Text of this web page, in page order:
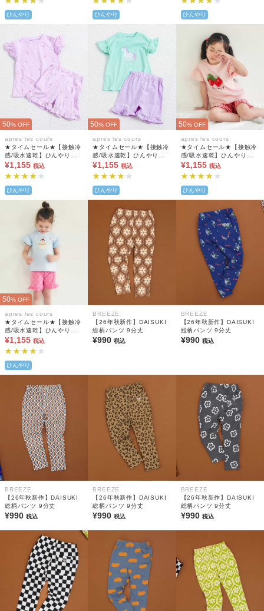
ひんやり ひんやり ひんやり
50% OFF
apres les cours
★タイムセール★【接触冷
感/吸水速乾】ひんやりバ
ラエティGIRLSパジャマ 4
分丈
¥1,155 税込
ひんやり
50% OFF
apres les cours
★タイムセール★【接触冷
感/吸水速乾】ひんやりバ
ラエティGIRLSパジャマ 4
分丈
¥1,155 税込
ひんやり
50% OFF
apres les cours
★タイムセール★【接触冷
感/吸水速乾】ひんやりバ
ラエティGIRLSパジャマ 4
分丈
¥1,155 税込
ひんやり
50% OFF
apres les cours
★タイムセール★【接触冷
感/吸水速乾】ひんやりバ
ラエティGIRLSパジャマ 4
分丈
¥1,155 税込
ひんやり
BREEZE
【26年秋新作】DAISUKI
総柄パンツ 9分丈
¥990税込
BREEZE
【26年秋新作】DAISUKI
総柄パンツ 9分丈
¥990 税込
BREEZE
【26年秋新作】DAISUKI
総柄パンツ 9分丈
¥990 税込
BREEZE
【26年秋新作】DAISUKI
総柄パンツ 9分丈
¥990税込
BREEZE
【26年秋新作】DAISUKI
総柄パンツ 9分丈
¥990 税込